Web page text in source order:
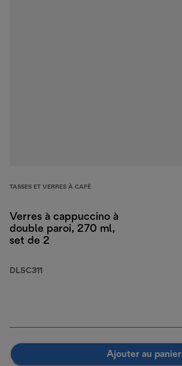
TASSES ET VERRES À CAFÉ
Verres à cappuccino à
double paroi, 270 ml,
set de 2
DLSC311
Ajouter au panier